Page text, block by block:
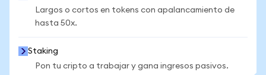
Largos o cortos en tokens con apalancamiento de
hasta 50x.
Staking
Pon tu cripto a trabajar y gana ingresos pasivos.